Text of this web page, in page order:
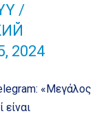
/
2024
«Μεγάλος